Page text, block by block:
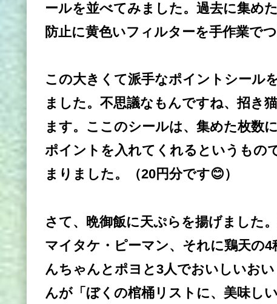
ールを並べてみました。過去に集め
防止に黄色いフィルターを手作業で
この大きくて派手なポイントシール
ました。不思議なもんですね、招き
ます。ここのシールは、集めた枚数
ポイントを入れてくれるというもの
まりました。（20円分です😊）
さて、晩御飯に天ぷらを揚げました
マイタケ・ピーマン、それに鶏天の
んちゃんとポヨと3人でおいしいお
んが「ぼくの棺桶リストに、美味し